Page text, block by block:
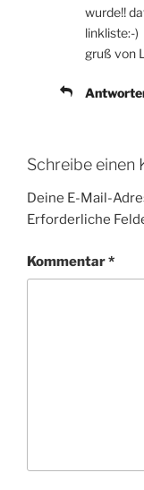
wurde!!
linkliste:-)
gruß von
Schreibe einen
Deine E-Mail-
Erforderliche
Kommentar*